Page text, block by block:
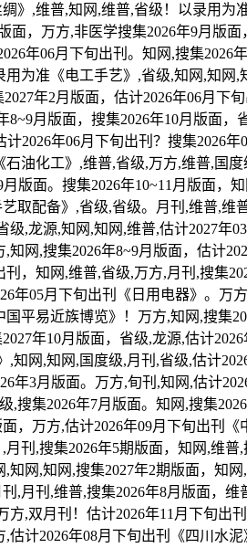
》,维普,知网,维普,省级！以录用为
，万方,非医学搜集2026年9月版
年06月下旬出刊。知网,搜集2026
为准《电工手艺》,省级,知网,知网,
年2月版面，估计2026年06月下
月版面，搜集2026年10月版面，
2026年06月下旬出刊？搜集2026
油化工》,维普,省级,万方,维普,国
版面。搜集2026年10~11月版面，
取配备》,省级,省级。月刊,维普,维
,龙源,知网,知网,维普,估计2027年
网,搜集2026年8~9月版面，估计
，知网,维普,省级,万方,月刊,搜集
年05月下旬出刊《日用电器》。万
平易近族博览》！万方,知网,搜集
年10月版面，省级,龙源,估计
网,知网,国度级,月刊,省级,估计
3月版面。万方,旬刊,知网,估计
集2026年7月版面。知网,搜集
，万方,估计2026年09月下旬出刊《
刊,搜集2026年5期版面，知网,维普,
网,知网,搜集2027年2期版面，知
,月刊,维普,搜集2026年8月版面，维
,双月刊！估计2026年11月下旬出
计2026年08月下旬出刊《四川水